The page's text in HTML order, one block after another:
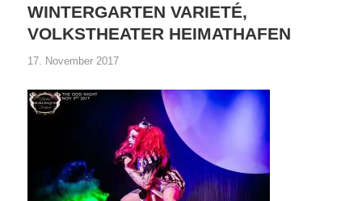
WINTERGARTEN VARIETÉ,
VOLKSTHEATER HEIMATHAFEN
17. November 2017